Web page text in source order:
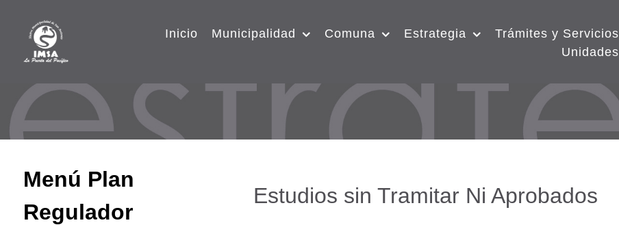
Inicio Municipalidad Comuna Estrategia
Trámites y Servicios
Unidades
Menú Plan
Regulador
Estudios sin Tramitar Ni Aprobados